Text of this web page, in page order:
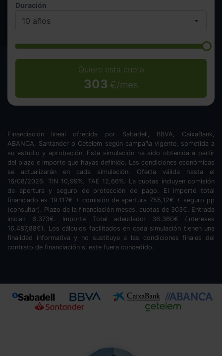
Duración
Quiero esta cuota
303 €/mes
Financiación lineal ofrecida por Sabadell, BBVA, CaixaBank,
ABANCA, Santander o Cetelem según campaña vigente, sometida a
su estudio y aprobación. Esta simulación ha sido obtenida a partir
del plazo e importe que hayas definido. Las condiciones económicas
se actualizarán en cada simulación. Oferta válida hasta el
16/08/2026. TIN 10,99%. TAE 12,66%. La cuotas incluyen comisión
de apertura y seguro de protección de pago. El importe total
financiado es 19.117€ + comisión de apertura 755,12€ + seguro pp
(consultar). Plazo de la financiación meses. cuotas de 303€. Entrada
inicial: 6.373€. Importe Total adeudado: 36.360€ (intereses
16.487,88€). Los cálculos facilitados en cada simulación tienen una
finalidad informativa y no sustituye a las condiciones finales del
contrato de financiación si este fuera concedido.